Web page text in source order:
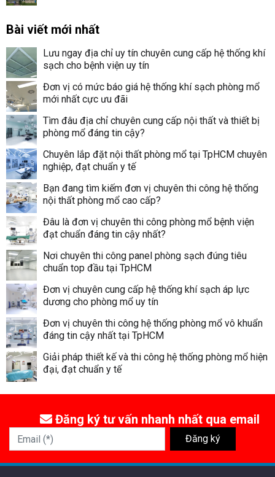
Bài viết mới nhất
Lưu ngay địa chỉ uy tín chuyên cung cấp hệ thống khí
sạch cho bệnh viện uy tín
Đơn vị có mức báo giá hệ thống khí sạch phòng mổ
mới nhất cực ưu đãi
Tìm đâu địa chỉ chuyên cung cấp nội thất và thiết bị
phòng mổ đáng tin cậy?
Chuyên lắp đặt nội thất phòng mổ tại TpHCM chuyên
nghiệp, đạt chuẩn y tế
Bạn đang tìm kiếm đơn vị chuyên thi công hệ thống
nội thất phòng mổ cao cấp?
Đâu là đơn vị chuyên thi công phòng mổ bệnh viện
đạt chuẩn đáng tin cậy nhất?
Nơi chuyên thi công panel phòng sạch đúng tiêu
chuẩn top đầu tại TpHCM
Đơn vị chuyên cung cấp hệ thống khí sạch áp lực
dương cho phòng mổ uy tín
Đơn vị chuyên thi công hệ thống phòng mổ vô khuẩn
đáng tin cậy nhất tại TpHCM
Giải pháp thiết kế và thi công hệ thống phòng mổ hiện
đại, đạt chuẩn y tế
Đăng ký tư vấn nhanh nhất qua email
Email (*)
Đăng ký